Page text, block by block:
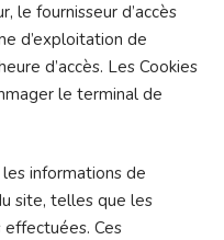
le fournisseur d’accès
d’exploitation de
d’accès. Les Cookies
le terminal de
informations de
site, telles que les
Ces